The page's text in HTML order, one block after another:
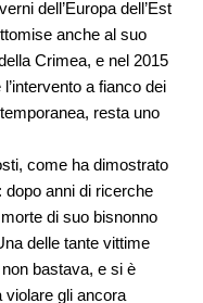
dell’Europa dell’Est
anche al suo
Crimea, e nel 2015
a fianco dei
resta uno
come ha dimostrato
dopo anni di ricerche
di suo bisnonno
delle tante vittime
bastava, e si è
violare gli ancora